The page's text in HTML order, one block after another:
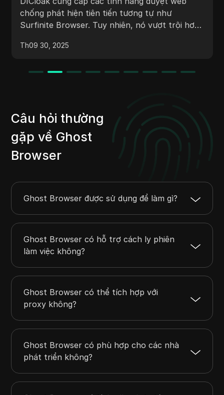
chống phát hiện tiên tiến tương tự như
Surfinite Browser. Tuy nhiên, nó vượt trội hơn
mạnh mẽ và đáng tin cậy hơn, giảm thiểu tình
khoản ổn định. Hãy chọn DICloak để có trải
Th09 30, 2025
Câu hỏi thường
gặp về Ghost
Browser
Ghost Browser được sử dụng để làm gì?
Ghost Browser có hỗ trợ cách ly phiên
làm việc không?
Ghost Browser có thể tích hợp với
proxy không?
Ghost Browser có phù hợp cho các nhà
phát triển không?